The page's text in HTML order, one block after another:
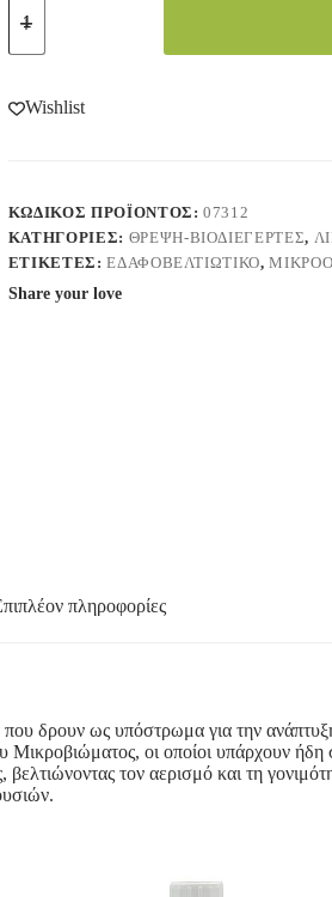
Wishlist
ΚΩΔΙΚΌΣ ΠΡΟΪΌΝΤΟΣ:07312
ΚΑΤΗΓΟΡΊΕΣ: ΘΡΕΨΗ-ΒΙΟΔΙΕΓΕΡΤΕΣ,
ΕΤΙΚΈΤΕΣ:ΕΔΑΦΟΒΕΛΤΙΩΤΙΚΌ,
Share your love
πληροφορίες
δρουν ως υπόστρωμα για την
οι οποίοι υπάρχουν
τον αερισμό και τη